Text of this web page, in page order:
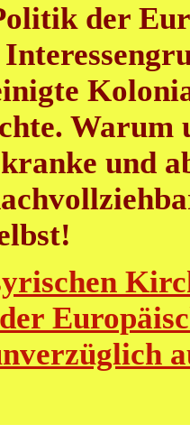
der
Warum
kranke und